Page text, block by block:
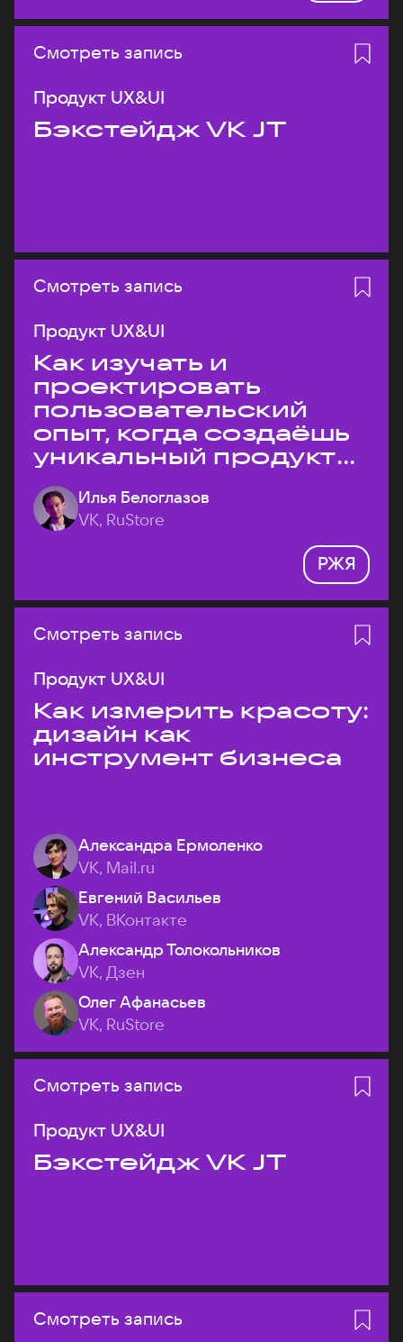
Смотреть запись
Продукт UX&UI
Бэкстейдж VK JT
Смотреть запись
Продукт UX&UI
Как изучать и
проектировать
пользовательский
опыт, когда создаёшь
уникальный продукт
на рынке?
Илья Белоглазов
VK, RuStore
РЖЯ
Смотреть запись
Продукт UX&UI
Как измерить красоту:
дизайн как
инструмент бизнеса
Александра Ермоленко
VK, Mail.ru
Евгений Васильев
VK, ВКонтакте
Александр Толокольников
VK, Дзен
Олег Афанасьев
VK, RuStore
Смотреть запись
Продукт UX&UI
Бэкстейдж VK JT
Смотреть запись